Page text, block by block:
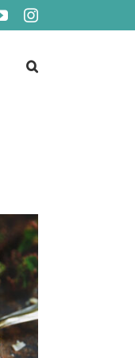
YouTubeInstagram